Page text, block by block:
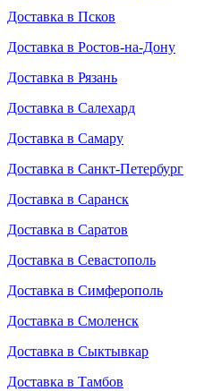
Доставка в Псков
Доставка в Ростов-на-Дону
Доставка в Рязань
Доставка в Салехард
Доставка в Самару
Доставка в Санкт-Петербург
Доставка в Саранск
Доставка в Саратов
Доставка в Севастополь
Доставка в Симферополь
Доставка в Смоленск
Доставка в Сыктывкар
Доставка в Тамбов